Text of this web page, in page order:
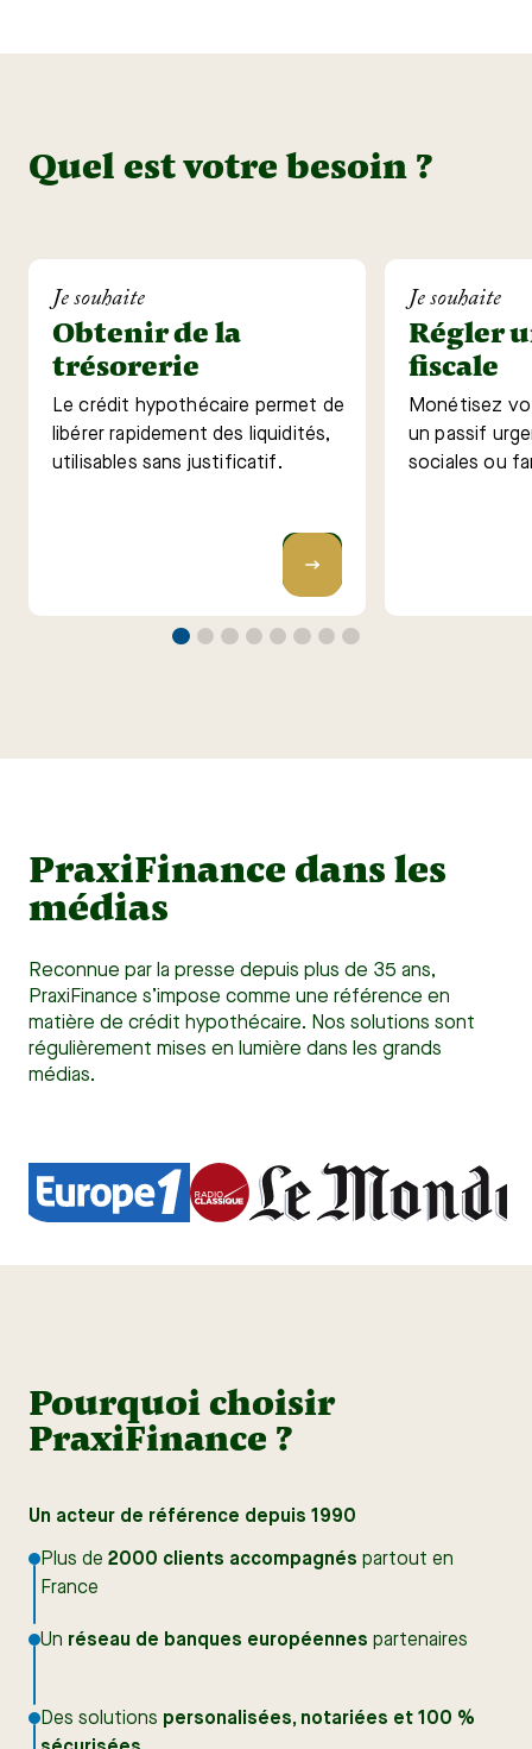
Quel est votre besoin ?
Je souhaite
Obtenir de la
trésorerie
Le crédit hypothécaire permet de
libérer rapidement des liquidités,
utilisables sans justificatif.
Je souhaite
Régler
fiscale
Monétisez
un passif
sociales ou
PraxiFinance dans les
médias
Reconnue par la presse depuis plus de 35 ans,
PraxiFinance s’impose comme une référence en
matière de crédit hypothécaire. Nos solutions sont
régulièrement mises en lumière dans les grands
médias.
Pourquoi choisir
PraxiFinance ?
Un acteur de référence depuis 1990
Plus de 2000 clients accompagnés partout en
France
Un réseau de banques européennes partenaires
Des solutions personalisées, notariées et 100 %